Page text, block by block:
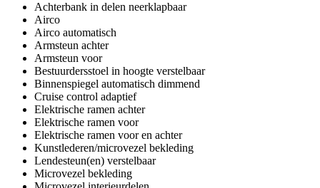
Achterbank in delen neerklapbaar
Airco
Airco automatisch
Armsteun achter
Armsteun voor
Bestuurdersstoel in hoogte verstelbaar
Binnenspiegel automatisch dimmend
Cruise control adaptief
Elektrische ramen achter
Elektrische ramen voor
Elektrische ramen voor en achter
Kunstlederen/microvezel bekleding
Lendesteun(en) verstelbaar
Microvezel bekleding